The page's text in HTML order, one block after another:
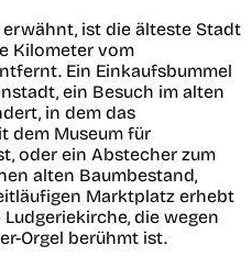
erwähnt, ist die älteste Stadt
Kilometer vom
Ein Einkaufsbummel
ein Besuch im alten
in dem das
dem Museum für
oder ein Abstecher zum
alten Baumbestand,
Marktplatz erhebt
die wegen
Orgel berühmt ist.